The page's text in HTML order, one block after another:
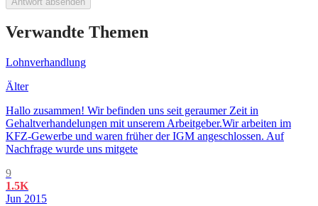
Verwandte Themen
Lohnverhandlung
Älter
Hallo zusammen! Wir befinden uns seit geraumer Zeit in
Gehaltverhandelungen mit unserem Arbeitgeber.Wir arbeiten im
KFZ-Gewerbe und waren früher der IGM angeschlossen. Auf
Nachfrage wurde uns mitgete
9
1.5K
Jun 2015